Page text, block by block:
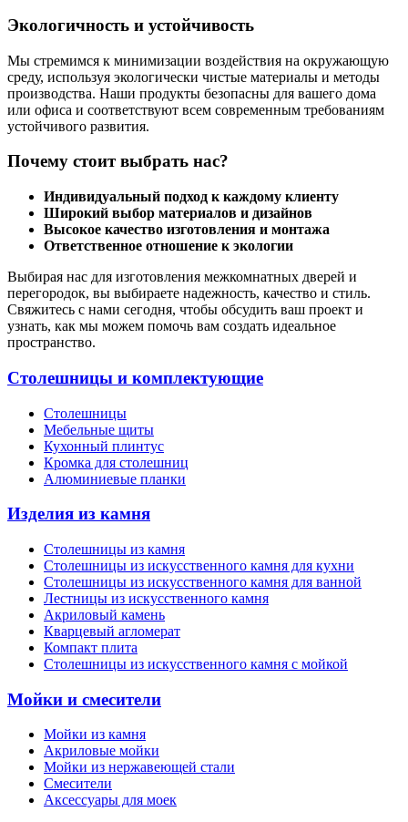
Экологичность и устойчивость
Мы стремимся к минимизации воздействия на окружающую
среду, используя экологически чистые материалы и методы
производства. Наши продукты безопасны для вашего дома
или офиса и соответствуют всем современным требованиям
устойчивого развития.
Почему стоит выбрать нас?
Индивидуальный подход к каждому клиенту
Широкий выбор материалов и дизайнов
Высокое качество изготовления и монтажа
Ответственное отношение к экологии
Выбирая нас для изготовления межкомнатных дверей и
перегородок, вы выбираете надежность, качество и стиль.
Свяжитесь с нами сегодня, чтобы обсудить ваш проект и
узнать, как мы можем помочь вам создать идеальное
пространство.
Столешницы и комплектующие
Столешницы
Мебельные щиты
Кухонный плинтус
Кромка для столешниц
Алюминиевые планки
Изделия из камня
Столешницы из камня
Cтолешницы из искусственного камня для кухни
Cтолешницы из искусственного камня для ванной
Лестницы из искусственного камня
Акриловый камень
Кварцевый агломерат
Компакт плита
Столешницы из искусственного камня с мойкой
Мойки и смесители
Мойки из камня
Акриловые мойки
Мойки из нержавеющей стали
Смесители
Аксессуары для моек